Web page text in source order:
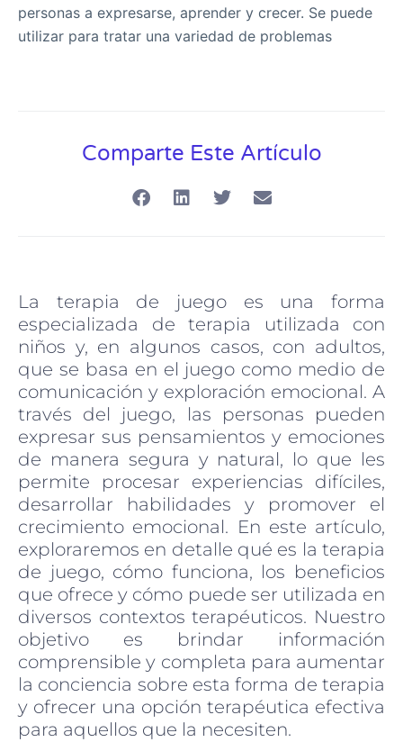
personas a expresarse, aprender y crecer. Se puede
utilizar para tratar una variedad de problemas
Comparte Este Artículo
La terapia de juego es una forma
especializada de terapia utilizada con
niños y, en algunos casos, con adultos,
que se basa en el juego como medio de
comunicación y exploración emocional. A
través del juego, las personas pueden
expresar sus pensamientos y emociones
de manera segura y natural, lo que les
permite procesar experiencias difíciles,
desarrollar habilidades y promover el
crecimiento emocional. En este artículo,
exploraremos en detalle qué es la terapia
de juego, cómo funciona, los beneficios
que ofrece y cómo puede ser utilizada en
diversos contextos terapéuticos. Nuestro
objetivo es brindar información
comprensible y completa para aumentar
la conciencia sobre esta forma de terapia
y ofrecer una opción terapéutica efectiva
para aquellos que la necesiten.